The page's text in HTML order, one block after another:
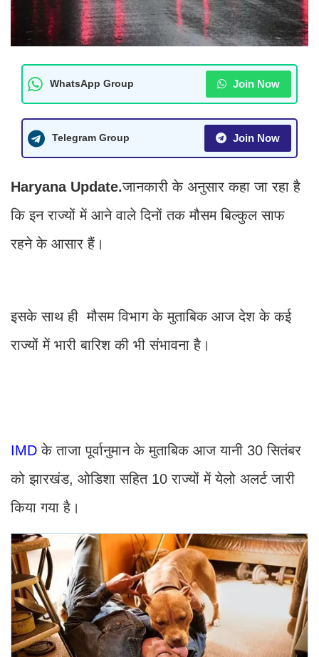
WhatsApp Group Join Now
Telegram Group Join Now
Haryana Update.जानकारी के अनुसार कहा जा रहा है
कि इन राज्यों में आने वाले दिनों तक मौसम बिल्कुल साफ
रहने के आसार हैं।
इसके साथ ही मौसम विभाग के मुताबिक आज देश के कई
राज्यों में भारी बारिश की भी संभावना है।
IMD के ताजा पूर्वानुमान के मुताबिक आज यानी 30 सितंबर
को झारखंड, ओडिशा सहित 10 राज्यों में येलो अलर्ट जारी
किया गया है।